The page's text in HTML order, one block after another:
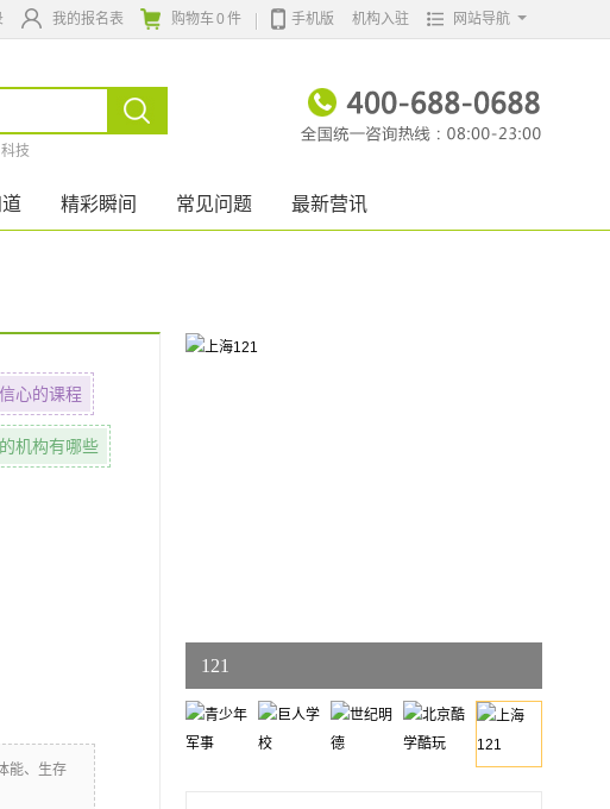
我的报名表 购物车0 件 手机版 机构入驻 网站导航
科技
精彩瞬间 常见问题 最新营讯
心的课程
机构有哪些
能、生存
121